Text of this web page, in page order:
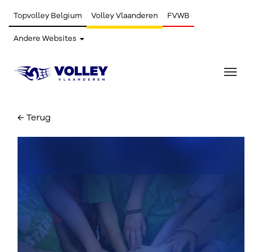
Topvolley Belgium Volley Vlaanderen FVWB
Andere Websites
Toggle
← Terug